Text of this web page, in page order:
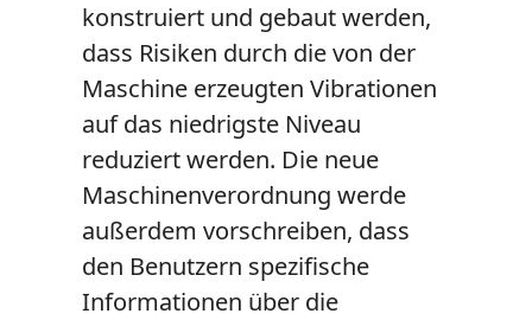
konstruiert und gebaut werden,
dass Risiken durch die von der
Maschine erzeugten Vibrationen
auf das niedrigste Niveau
reduziert werden. Die neue
Maschinenverordnung werde
außerdem vorschreiben, dass
den Benutzern spezifische
Informationen über die